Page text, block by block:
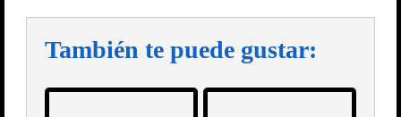
También te puede gustar: